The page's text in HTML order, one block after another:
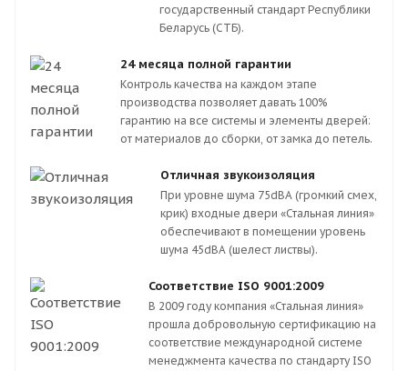
государственный стандарт Республики
Беларусь (СТБ).
24 месяца полной гарантии
Контроль качества на каждом этапе
производства позволяет давать 100%
гарантию на все системы и элементы дверей:
от материалов до сборки, от замка до петель.
Отличная звукоизоляция
При уровне шума 75dBA (громкий смех,
крик) входные двери «Стальная линия»
обеспечивают в помещении уровень
шума 45dBA (шелест листвы).
Соответствие ISO 9001:2009
В 2009 году компания «Стальная линия»
прошла добровольную сертификацию на
соответствие международной системе
менеджмента качества по стандарту ISO